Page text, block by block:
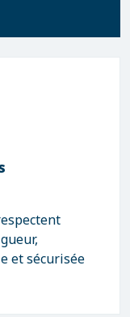
et sécurisée